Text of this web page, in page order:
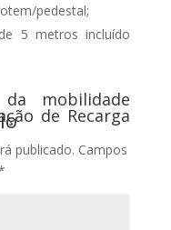
pedestal;
5 metros incluído
mobilidade
de Recarga
publicado. Campos